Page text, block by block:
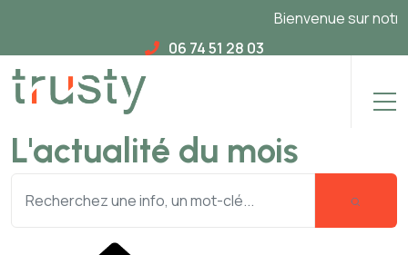
Bienvenue sur notre
06 74 51 28 03
L'actualité du mois